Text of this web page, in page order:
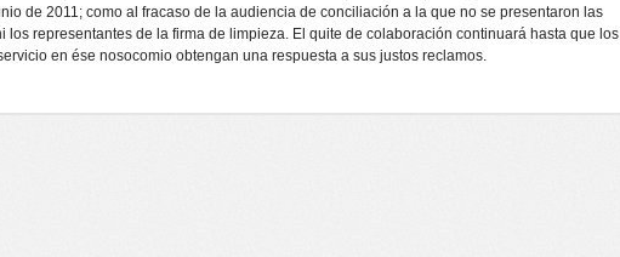
de 2011; como al fracaso de la audiencia de conciliación a la que no se presentaron las
los representantes de la firma de limpieza. El quite de colaboración continuará hasta que los
en ése nosocomio obtengan una respuesta a sus justos reclamos.